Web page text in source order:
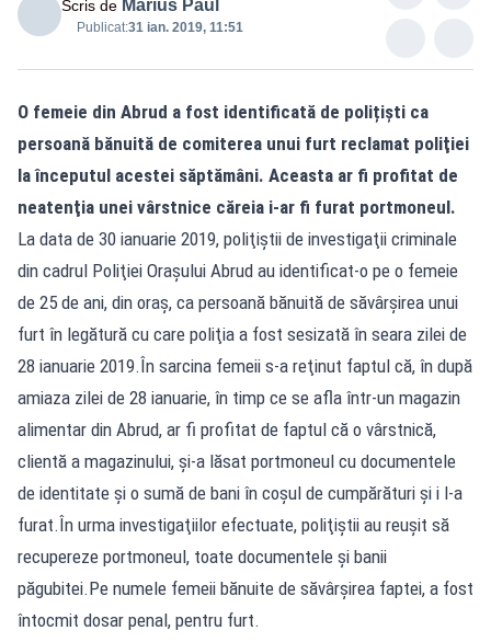
Scris de Marius Paul
Publicat:31 ian. 2019, 11:51
O femeie din Abrud a fost identificată de polițiști ca
persoană bănuită de comiterea unui furt reclamat poliţiei
la începutul acestei săptămâni. Aceasta ar fi profitat de
neatenţia unei vârstnice căreia i-ar fi furat portmoneul.
La data de 30 ianuarie 2019, poliţiştii de investigaţii criminale
din cadrul Poliţiei Oraşului Abrud au identificat-o pe o femeie
de 25 de ani, din oraş, ca persoană bănuită de săvârșirea unui
furt în legătură cu care poliţia a fost sesizată în seara zilei de
28 ianuarie 2019.În sarcina femeii s-a reţinut faptul că, în după
amiaza zilei de 28 ianuarie, în timp ce se afla într-un magazin
alimentar din Abrud, ar fi profitat de faptul că o vârstnică,
clientă a magazinului, şi-a lăsat portmoneul cu documentele
de identitate şi o sumă de bani în coşul de cumpărături şi i l-a
furat.În urma investigaţiilor efectuate, poliţiştii au reuşit să
recupereze portmoneul, toate documentele şi banii
păgubitei.Pe numele femeii bănuite de săvârșirea faptei, a fost
întocmit dosar penal, pentru furt.